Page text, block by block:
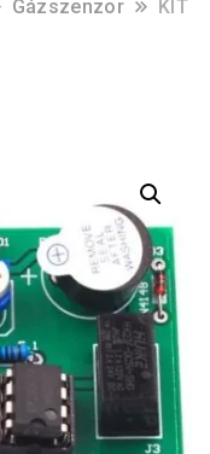
Gázszenzor
KIT